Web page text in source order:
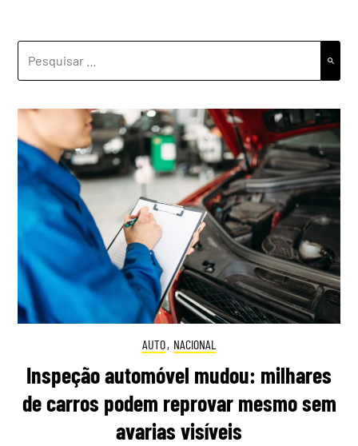
POR:
AUTO, NACIONAL
Inspeção automóvel mudou: milhares
de carros podem reprovar mesmo sem
avarias visíveis